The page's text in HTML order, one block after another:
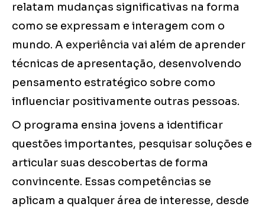
relatam mudanças significativas na forma
como se expressam e interagem com o
mundo. A experiência vai além de aprender
técnicas de apresentação, desenvolvendo
pensamento estratégico sobre como
influenciar positivamente outras pessoas.
O programa ensina jovens a identificar
questões importantes, pesquisar soluções e
articular suas descobertas de forma
convincente. Essas competências se
aplicam a qualquer área de interesse, desde